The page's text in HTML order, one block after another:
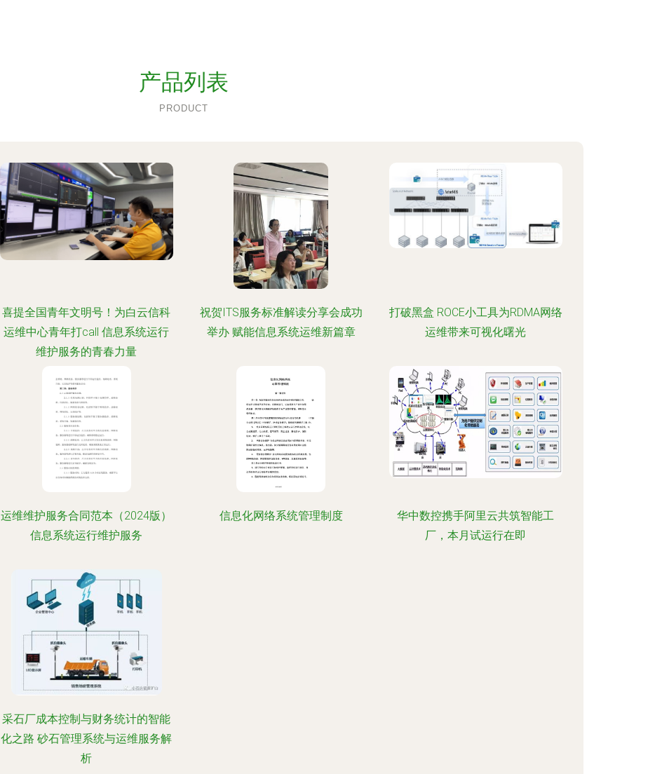
产品列表
PRODUCT
喜提全国青年文明号！为白云信科
运维中心青年打call 信息系统运行
维护服务的青春力量
祝贺ITS服务标准解读分享会成功
举办 赋能信息系统运维新篇章
打破黑盒 ROCE小工具为RDMA网络
运维带来可视化曙光
运维维护服务合同范本（2024版）
信息系统运行维护服务
信息化网络系统管理制度
华中数控携手阿里云共筑智能工
厂，本月试运行在即
采石厂成本控制与财务统计的智能
化之路 砂石管理系统与运维服务解
析